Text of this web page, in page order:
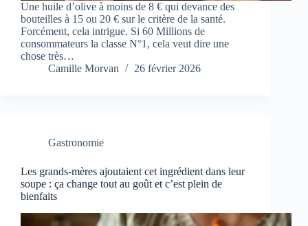
Une huile d’olive à moins de 8 € qui devance des
bouteilles à 15 ou 20 € sur le critère de la santé.
Forcément, cela intrigue. Si 60 Millions de
consommateurs la classe N°1, cela veut dire une
chose très…
Camille Morvan
26 février 2026
Gastronomie
Les grands-mères ajoutaient cet ingrédient dans leur
soupe : ça change tout au goût et c’est plein de
bienfaits